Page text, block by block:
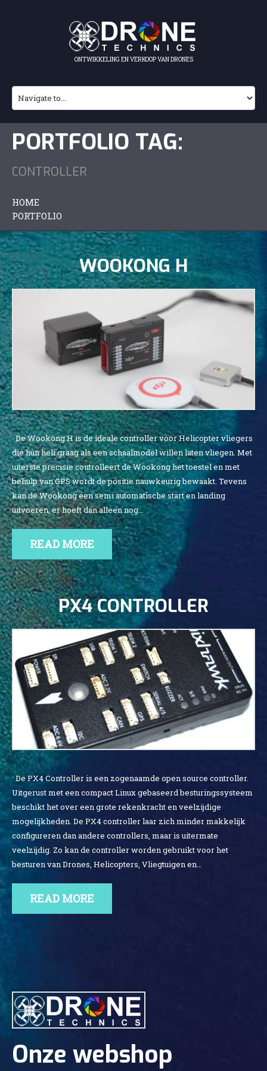
ONTWIKKELING EN VERKOOP VAN DRONES
PORTFOLIO TAG:
CONTROLLER
HOME
PORTFOLIO
WOOKONG H
De Wookong H is de ideale controller voor Helicopter vliegers
die hun heli graag als een schaalmodel willen laten vliegen. Met
uiterste precisie controlleert de Wookong het toestel en met
behulp van GPS wordt de positie nauwkeurig bewaakt. Tevens
kan de Wookong een semi automatische start en landing
uitvoeren, er hoeft dan alleen nog…
READ MORE
PX4 CONTROLLER
De PX4 Controller is een zogenaamde open source controller.
Uitgerust met een compact Linux gebaseerd besturingssysteem
beschikt het over een grote rekenkracht en veelzijdige
mogelijkheden. De PX4 controller laar zich minder makkelijk
configureren dan andere controllers, maar is uitermate
veelzijdig. Zo kan de controller worden gebruikt voor het
besturen van Drones, Helicopters, Vliegtuigen en…
READ MORE
Onze webshop